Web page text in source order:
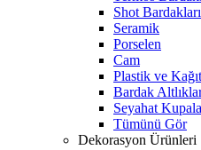
Shot Bardakları
Seramik
Porselen
Cam
Plastik ve Kağıt
Bardak
Seyahat
Tümünü Gör
Dekorasyon Ürünleri